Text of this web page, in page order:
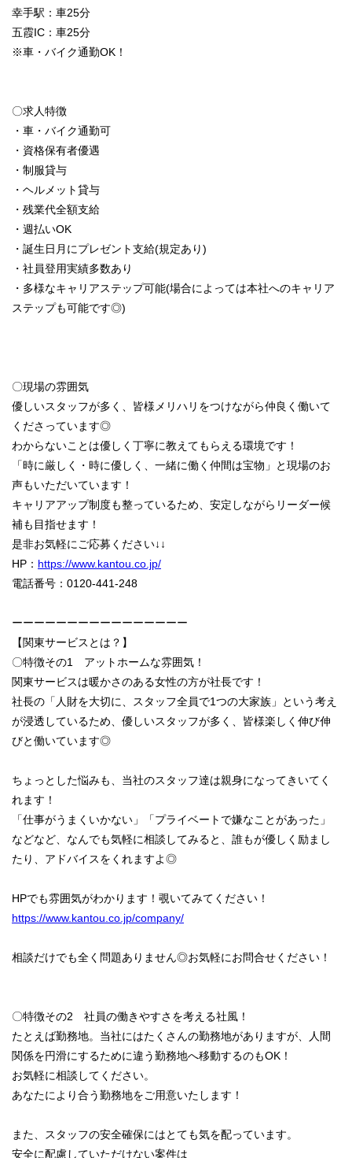
幸手駅：車25分
五霞IC：車25分
※車・バイク通勤OK！
〇求人特徴
・車・バイク通勤可
・資格保有者優遇
・制服貸与
・ヘルメット貸与
・残業代全額支給
・週払いOK
・誕生日月にプレゼント支給(規定あり)
・社員登用実績多数あり
・多様なキャリアステップ可能(場合によっては本社へのキャリア
ステップも可能です◎)
〇現場の雰囲気
優しいスタッフが多く、皆様メリハリをつけながら仲良く働いて
くださっています◎
わからないことは優しく丁寧に教えてもらえる環境です！
「時に厳しく・時に優しく、一緒に働く仲間は宝物」と現場のお
声もいただいています！
キャリアアップ制度も整っているため、安定しながらリーダー候
補も目指せます！
是非お気軽にご応募ください↓↓
HP： https://www.kantou.co.jp/
電話番号：0120-441-248
ーーーーーーーーーーーーーーーー
【関東サービスとは？】
〇特徴その1 アットホームな雰囲気！
関東サービスは暖かさのある女性の方が社長です！
社長の「人財を大切に、スタッフ全員で1つの大家族」という考え
が浸透しているため、優しいスタッフが多く、皆様楽しく伸び伸
びと働いています◎
ちょっとした悩みも、当社のスタッフ達は親身になってきいてく
れます！
「仕事がうまくいかない」「プライベートで嫌なことがあった」
などなど、なんでも気軽に相談してみると、誰もが優しく励まし
たり、アドバイスをくれますよ◎
HPでも雰囲気がわかります！覗いてみてください！
https://www.kantou.co.jp/company/
相談だけでも全く問題ありません◎お気軽にお問合せください！
〇特徴その2 社員の働きやすさを考える社風！
たとえば勤務地。当社にはたくさんの勤務地がありますが、人間
関係を円滑にするために違う勤務地へ移動するのもOK！
お気軽に相談してください。
あなたにより合う勤務地をご用意いたします！
また、スタッフの安全確保にはとても気を配っています。
安全に配慮していただけない案件は